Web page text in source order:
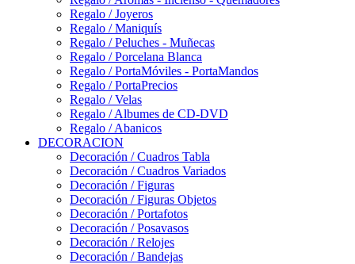
Regalo / Joyeros
Regalo / Maniquís
Regalo / Peluches - Muñecas
Regalo / Porcelana Blanca
Regalo / PortaMóviles - PortaMandos
Regalo / PortaPrecios
Regalo / Velas
Regalo / Albumes de CD-DVD
Regalo / Abanicos
DECORACION
Decoración / Cuadros Tabla
Decoración / Cuadros Variados
Decoración / Figuras
Decoración / Figuras Objetos
Decoración / Portafotos
Decoración / Posavasos
Decoración / Relojes
Decoración / Bandejas